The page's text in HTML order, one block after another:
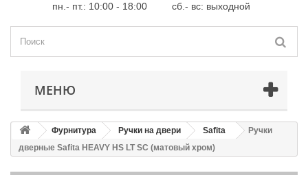
пн.- пт.: 10:00 - 18:00 сб.- вс: выходной
МЕНЮ
Фурнитура Ручки на двери Safita
Ручки
дверные Safita HEAVY HS LT SC (матовый хром)